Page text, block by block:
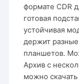
формате CDR
готовая
устойчивая
держит
планшетов.
Архив с
можно